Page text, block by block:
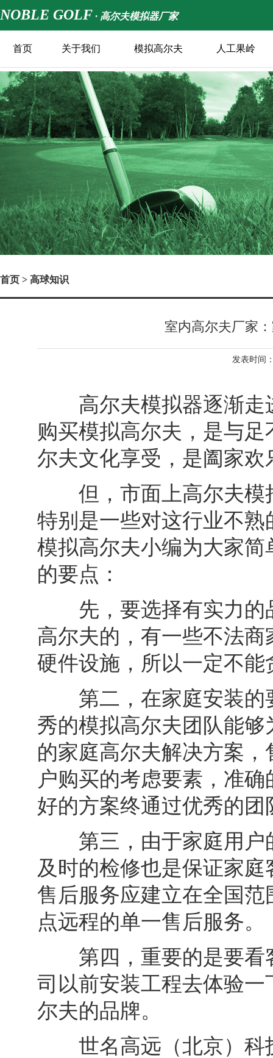
NOBLE GOLF · 高尔夫模拟器厂家
首页 关于我们 模拟高尔夫 人工果岭
首页 > 高球知识
室内高尔夫厂家
发表时间
高尔夫模拟器逐渐走
购买模拟高尔夫，是与
尔夫文化享受，是阖家
但，市面上高尔夫模
特别是一些对这行业不
模拟高尔夫小编为大家
的要点：
先，要选择有实力的
高尔夫的，有一些不法
硬件设施，所以一定不能
第二，在家庭安装的
秀的模拟高尔夫团队能
的家庭高尔夫解决方案
户购买的考虑要素，准
好的方案终通过优秀的
第三，由于家庭用户
及时的检修也是保证家
售后服务应建立在全国
点远程的单一售后服务。
第四，重要的是要看
司以前安装工程去体验
尔夫的品牌。
世名高远（北京）科